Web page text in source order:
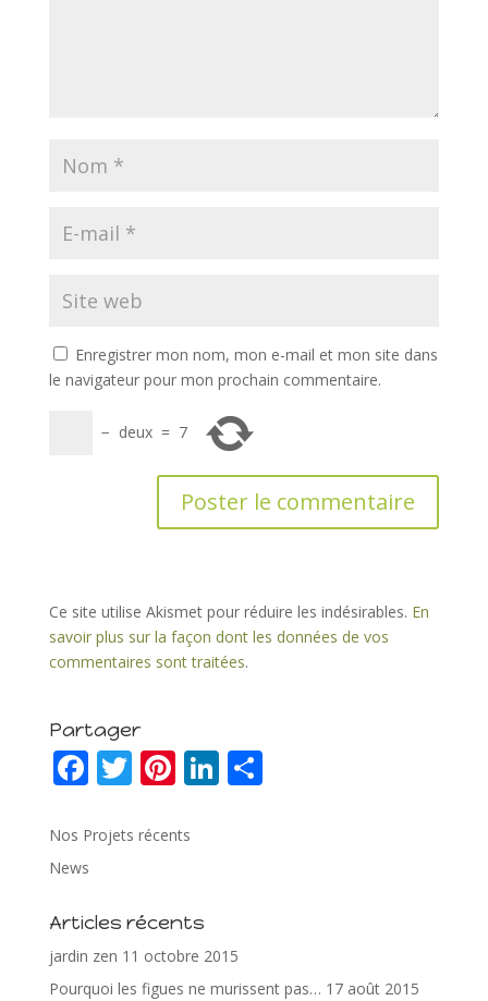
Enregistrer mon nom, mon e-mail et mon site dans
le navigateur pour mon prochain commentaire.
− deux = 7
Ce site utilise Akismet pour réduire les indésirables. En
savoir plus sur la façon dont les données de vos
commentaires sont traitées.
Partager
F
e
b
o
o
k
T
itt
Pi
er
st
Li
n
P
Nos Projets récents
News
Articles récents
jardin zen 11 octobre 2015
Pourquoi les figues ne murissent pas… 17 août 2015